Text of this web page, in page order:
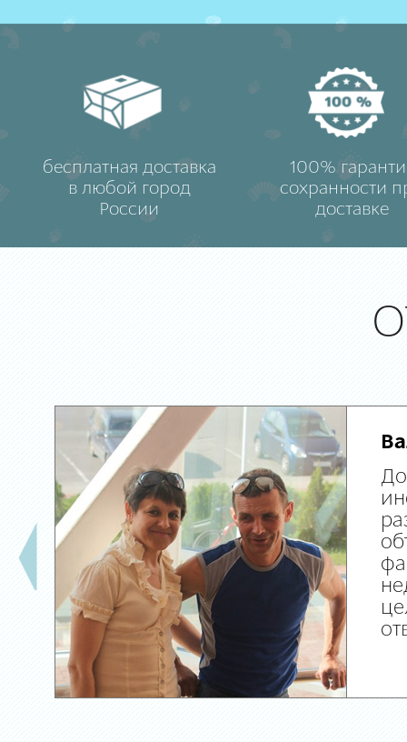
бесплатная доставка
в любой город
России
100%
сохранности
доставке